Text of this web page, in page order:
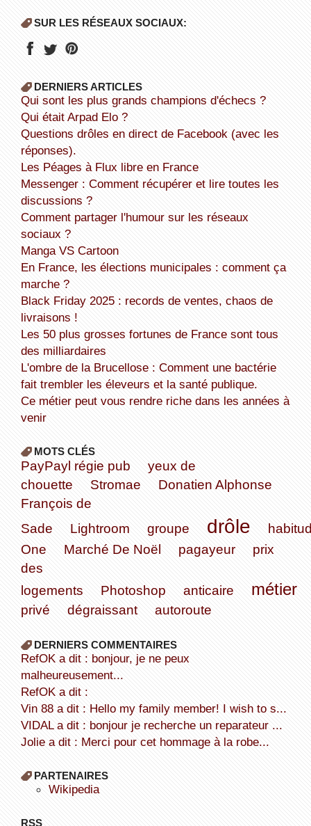
SUR LES RÉSEAUX SOCIAUX:
DERNIERS ARTICLES
Qui sont les plus grands champions d'échecs ?
Qui était Arpad Elo ?
Questions drôles en direct de Facebook (avec les
réponses).
Les Péages à Flux libre en France
Messenger : Comment récupérer et lire toutes les
discussions ?
Comment partager l'humour sur les réseaux
sociaux ?
Manga VS Cartoon
En France, les élections municipales : comment ça
marche ?
Black Friday 2025 : records de ventes, chaos de
livraisons !
Les 50 plus grosses fortunes de France sont tous
des milliardaires
L'ombre de la Brucellose : Comment une bactérie
fait trembler les éleveurs et la santé publique.
Ce métier peut vous rendre riche dans les années à
venir
MOTS CLÉS
PayPayl régie pub
yeux de
chouette
Stromae
Donatien Alphonse
François de
Sade
Lightroom groupe drôle
One
Marché De Noël pagayeur
prix
des
logements
Photoshop anticaire métier
privé dégraissant autoroute
DERNIERS COMMENTAIRES
refOK a dit : bonjour, je ne peux
malheureusement...
refOK a dit :
Vin 88 a dit : Hello my family member! I wish to s...
VIDAL a dit : bonjour je recherche un reparateur ...
Jolie a dit : Merci pour cet hommage à la robe...
PARTENAIRES
wikipedia
RSS